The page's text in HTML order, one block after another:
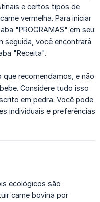
e certos tipos de
vermelha. Para iniciar
"PROGRAMAS" em seu
seguida, você encontrará
"Receita".
recomendamos, e não
Considere tudo isso
em pedra. Você pode
individuais e preferências
ecológicos são
carne bovina por